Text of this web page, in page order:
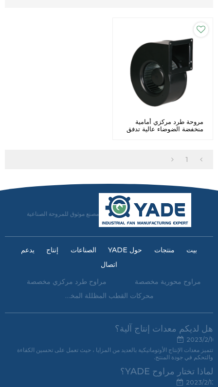
مروحة طرد مركزي أمامية
منخفضة الضوضاء عالية تدفق
1
مصنع موثوق للمروحة الصناعية
بيت منتجات حول YADE الصناعات إنتاج
يدعم
اتصال
مراوح محورية مخصصة
مراوح طرد مركزي مخصصة
محركات القطب المظللة المخصصة
هل لديكم معدات إنتاج آلية؟
2023/2/16
تتميز معدات الإنتاج الأوتوماتيكية بالعديد من المزايا ، حيث تعمل على تحسين الكفاءة
والتحكم في جودة المنتج.
لماذا تختار مراوح YADE؟
2023/2/13